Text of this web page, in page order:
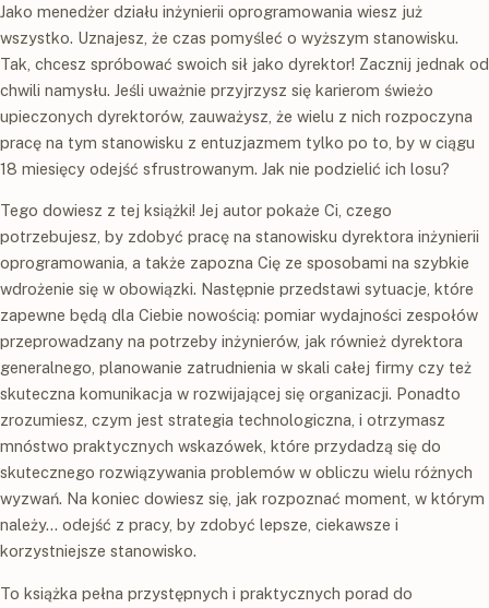
Jako menedżer działu inżynierii oprogramowania wiesz już
wszystko. Uznajesz, że czas pomyśleć o wyższym stanowisku.
Tak, chcesz spróbować swoich sił jako dyrektor! Zacznij jednak od
chwili namysłu. Jeśli uważnie przyjrzysz się karierom świeżo
upieczonych dyrektorów, zauważysz, że wielu z nich rozpoczyna
pracę na tym stanowisku z entuzjazmem tylko po to, by w ciągu
18 miesięcy odejść sfrustrowanym. Jak nie podzielić ich losu?
Tego dowiesz z tej książki! Jej autor pokaże Ci, czego
potrzebujesz, by zdobyć pracę na stanowisku dyrektora inżynierii
oprogramowania, a także zapozna Cię ze sposobami na szybkie
wdrożenie się w obowiązki. Następnie przedstawi sytuacje, które
zapewne będą dla Ciebie nowością: pomiar wydajności zespołów
przeprowadzany na potrzeby inżynierów, jak również dyrektora
generalnego, planowanie zatrudnienia w skali całej firmy czy też
skuteczna komunikacja w rozwijającej się organizacji. Ponadto
zrozumiesz, czym jest strategia technologiczna, i otrzymasz
mnóstwo praktycznych wskazówek, które przydadzą się do
skutecznego rozwiązywania problemów w obliczu wielu różnych
wyzwań. Na koniec dowiesz się, jak rozpoznać moment, w którym
należy... odejść z pracy, by zdobyć lepsze, ciekawsze i
korzystniejsze stanowisko.
To książka pełna przystępnych i praktycznych porad do